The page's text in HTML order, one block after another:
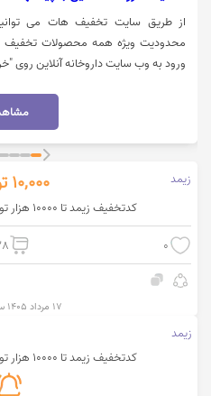
از طریق سایت تخفیف هات می
محدودیت ویژه همه محصولات تخفیف
ورود به وب سایت داروخانه آنلاین روی
زیمد 10,000
کدتخفیف زیمد تا 10000 هزار تومان ویژه خدمات سالمندان
0
۱۷ مرداد ۱۴۰۵ ساعت ۱۳:۱۶
زیمد
کدتخفیف زیمد تا 10000 هزار تومان ویژه خدمات سالمندان